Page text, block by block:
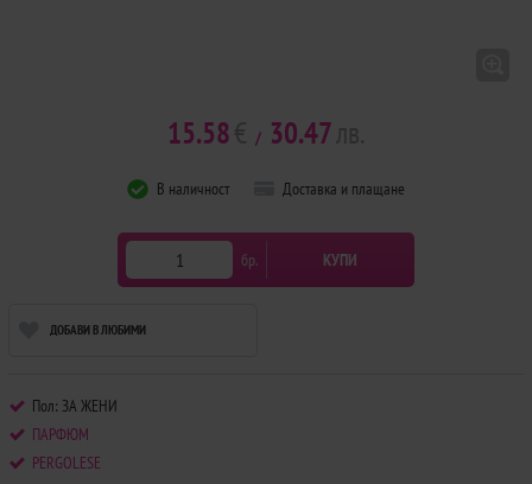
15.58 / 30.47
В наличност Доставка и плащане
бр. КУПИ
ДОБАВИ В ЛЮБИМИ
Пол: ЗА ЖЕНИ
ПАРФЮМ
PERGOLESE